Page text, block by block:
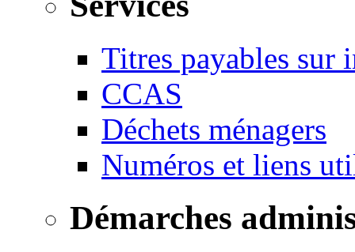
Titres payables sur
CCAS
Déchets ménagers
Numéros et liens
Démarches